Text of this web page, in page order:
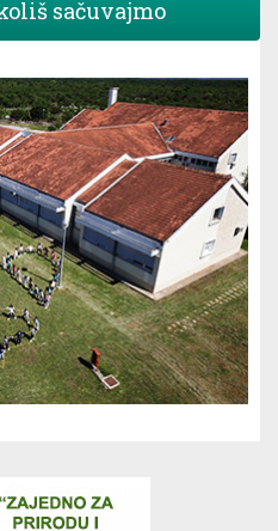
sačuvajmo